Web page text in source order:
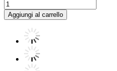
Aggiungi al carrello